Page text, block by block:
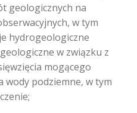
geologicznych na
w tym
hydrogeologiczne
w związku z
mogącego
wody podziemne, w tym